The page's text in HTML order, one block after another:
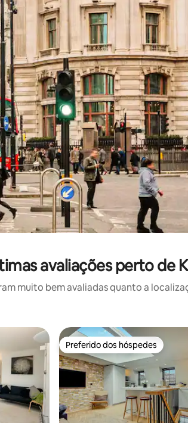
cima e para baixo do teclado ou tocando
avaliações perto de
muito bem avaliadas quanto a
hóspedes Preferido dos hóspedes
Preferido dos hóspedes